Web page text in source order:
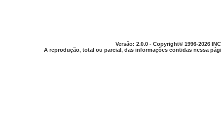
Versão: 2.0.0 - Copyright© 1996-2026
A reprodução, total ou parcial, das informações contidas nessa